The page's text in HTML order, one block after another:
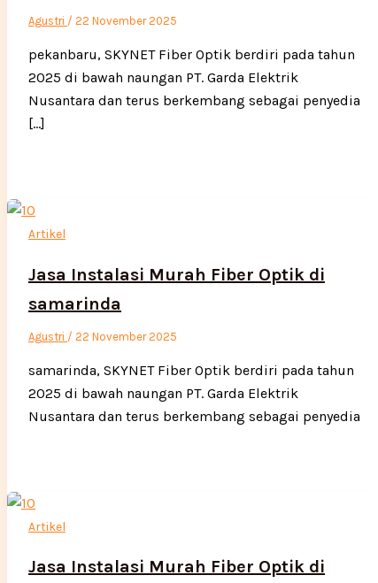
Agustri / 22 November 2025
pekanbaru, SKYNET Fiber Optik berdiri pada tahun
2025 di bawah naungan PT. Garda Elektrik
Nusantara dan terus berkembang sebagai penyedia
[…]
Artikel
Jasa Instalasi Murah Fiber Optik di
samarinda
Agustri / 22 November 2025
samarinda, SKYNET Fiber Optik berdiri pada tahun
2025 di bawah naungan PT. Garda Elektrik
Nusantara dan terus berkembang sebagai penyedia
Artikel
Jasa Instalasi Murah Fiber Optik di